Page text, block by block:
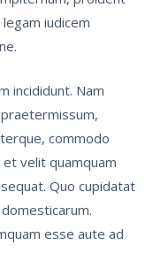
iudicem
incididunt. Nam
commodo
velit quamquam
Quo cupidatat
esse aute ad